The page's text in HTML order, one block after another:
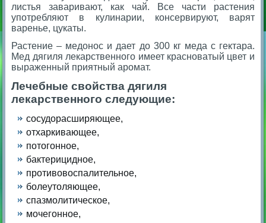
листья заваривают, как чай. Все части растения
употребляют в кулинарии, консервируют, варят
варенье, цукаты.
Растение – медонос и дает до 300 кг меда с гектара.
Мед дягиля лекарственного имеет красноватый цвет и
выраженный приятный аромат.
Лечебные свойства дягиля
лекарственного следующие:
сосудорасширяющее,
отхаркивающее,
потогонное,
бактерицидное,
противовоспалительное,
болеутоляющее,
спазмолитическое,
мочегонное,